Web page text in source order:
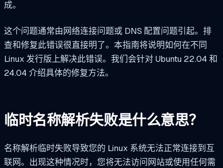
成。
这个问题通常由网络连接问题或 DNS 配置问题引起。排
查和修复此错误很直接明了。本指南将说明如何在不同
Linux 发行版上解决此错误。我们会针对 Ubuntu 22.04 和
24.04 介绍具体的修复方法。
临时名称解析失败是什么意思？
名称解析临时失败导致您的 Linux 系统无法正常连接到互
联网。出现这种情况时，您将无法访问网站或使用任何需